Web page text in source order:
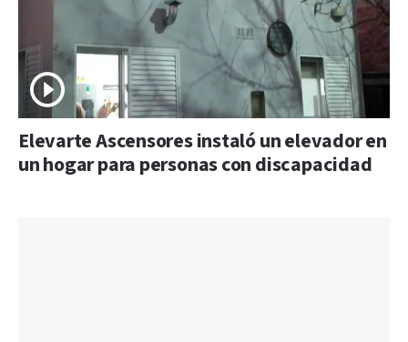
Elevarte Ascensores instaló un elevador en
un hogar para personas con discapacidad